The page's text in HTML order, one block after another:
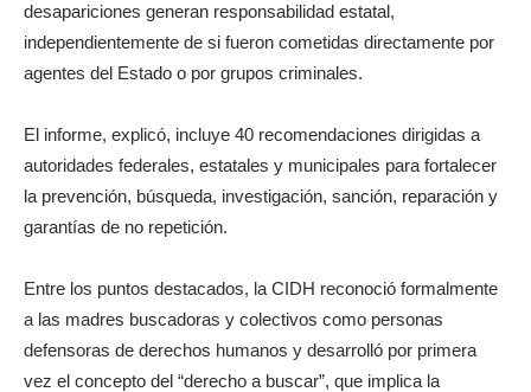
desapariciones generan responsabilidad estatal,
independientemente de si fueron cometidas directamente por
agentes del Estado o por grupos criminales.
El informe, explicó, incluye 40 recomendaciones dirigidas a
autoridades federales, estatales y municipales para fortalecer
la prevención, búsqueda, investigación, sanción, reparación y
garantías de no repetición.
Entre los puntos destacados, la CIDH reconoció formalmente
a las madres buscadoras y colectivos como personas
defensoras de derechos humanos y desarrolló por primera
vez el concepto del “derecho a buscar”, que implica la